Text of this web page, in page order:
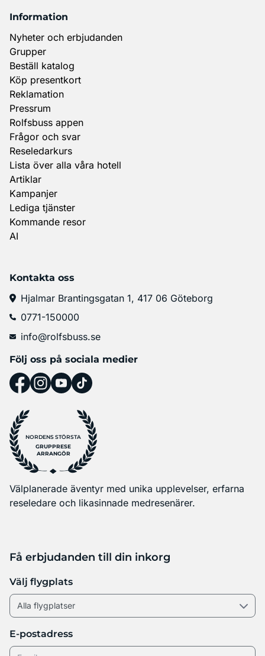
Information
Nyheter och erbjudanden
Grupper
Beställ katalog
Köp presentkort
Reklamation
Pressrum
Rolfsbuss appen
Frågor och svar
Reseledarkurs
Lista över alla våra hotell
Artiklar
Kampanjer
Lediga tjänster
Kommande resor
AI
Kontakta oss
Hjalmar Brantingsgatan 1, 417 06 Göteborg
0771-150000
info@rolfsbuss.se
Följ oss på sociala medier
NORDENS STÖRSTA
GRUPPRESE
ARRANGÖR
Välplanerade äventyr med unika upplevelser, erfarna
reseledare och likasinnade medresenärer.
Få erbjudanden till din inkorg
Välj flygplats
E-postadress